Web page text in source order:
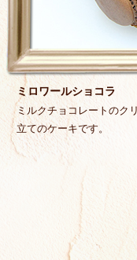
ミロワールショコラ
ミルクチョコレートのク
立てのケーキです。